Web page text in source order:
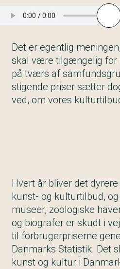
Det er egentlig
skal være tilgængelig for
på tværs af
stigende priser sætter
ved, om vores
Hvert år bliver det
kunst- og kulturtilbud,
museer, zoologiske
og biografer er skudt i
til forbrugerpriserne
Danmarks Statistik. Det
kunst og kultur i